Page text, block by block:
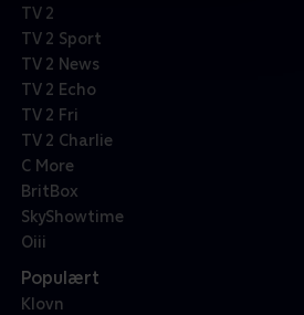
TV 2
TV 2 Sport
TV 2 News
TV 2 Echo
TV 2 Fri
TV 2 Charlie
C More
BritBox
SkyShowtime
Oiii
Populært
Klovn